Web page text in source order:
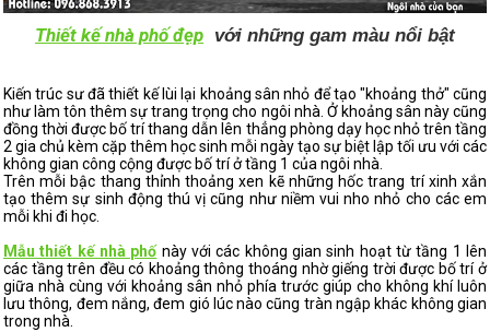
Thiết kế nhà phố đẹp với những gam màu nổi bật
Kiến trúc sư đã thiết kế lùi lại khoảng sân nhỏ để tạo "khoảng thở" cũng
như làm tôn thêm sự trang trọng cho ngôi nhà. Ở khoảng sân này cũng
đồng thời được bố trí thang dẫn lên thẳng phòng dạy học nhỏ trên tầng
2 gia chủ kèm cặp thêm học sinh mỗi ngày tạo sự biệt lập tối ưu với các
không gian công cộng được bố trí ở tầng 1 của ngôi nhà.
Trên mỗi bậc thang thỉnh thoảng xen kẽ những hốc trang trí xinh xắn
tạo thêm sự sinh động thú vị cũng như niềm vui nho nhỏ cho các em
mỗi khi đi học.
Mẫu thiết kế nhà phốnày với các không gian sinh hoạt từ tầng 1 lên
các tầng trên đều có khoảng thông thoáng nhờ giếng trời được bố trí ở
giữa nhà cùng với khoảng sân nhỏ phía trước giúp cho không khí luôn
lưu thông, đem nắng, đem gió lúc nào cũng tràn ngập khác không gian
trong nhà.